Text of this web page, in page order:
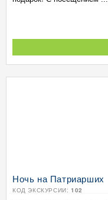
Ночь на Патриарших
КОД ЭКСКУРСИИ: 102